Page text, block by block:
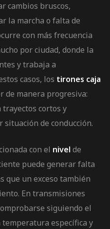
cambios bruscos,
la marcha o falta de
con más frecuencia
por ciudad, donde la
y trabaja a
casos, los tirones caja
de manera progresiva:
cortos y
de conducción.
con el nivel de
puede generar falta
que un exceso también
En transmisiones
siguiendo el
específica y